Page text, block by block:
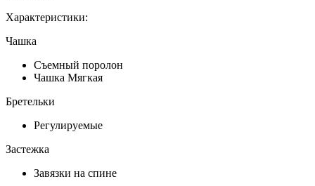
Характеристики:
Чашка
Съемный поролон
Чашка Мягкая
Бретельки
Регулируемые
Застежка
Завязки на спине